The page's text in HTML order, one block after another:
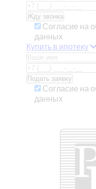
Согласие на
данных
Купить в ипотеку
Согласие на
данных